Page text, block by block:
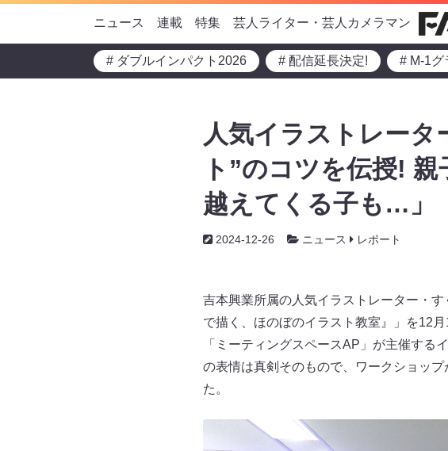
ニュース 連載 特集 芸人ライター・芸人カメラマン
# ダブルインパクト2026 # 配信延長決定! # M-1グ
人気イラストレー
ト”のコツを伝授!
越えてくる子も…」
2024-12-26 ニュース レポート
吉本興業所属の人気イラストレーター・
で描く、ほのぼのイラスト教室』」を12
「ミーティングスペースAP」が主催する
の表情は真剣そのもので、ワークショッ
た。